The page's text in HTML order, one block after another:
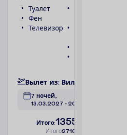
Туалет
Фен
Телевизор
Вылет из: Вил
7 ночей,
13.03.2027 - 20.03.2027
Итого:1355.00
Итого2710.00